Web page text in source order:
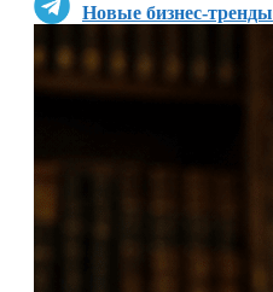
Новые бизнес-тренды